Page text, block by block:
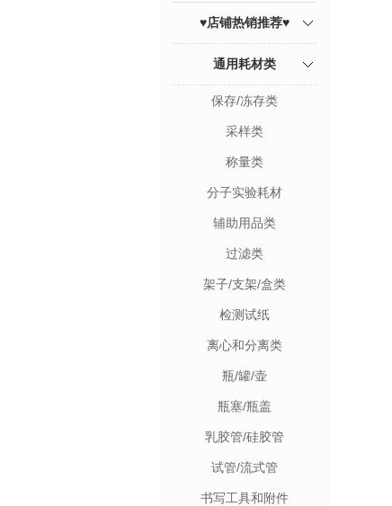
♥店铺热销推荐♥
通用耗材类
保存/冻存类
采样类
称量类
分子实验耗材
辅助用品类
过滤类
架子/支架/盒类
检测试纸
离心和分离类
瓶/罐/壶
瓶塞/瓶盖
乳胶管/硅胶管
试管/流式管
书写工具和附件